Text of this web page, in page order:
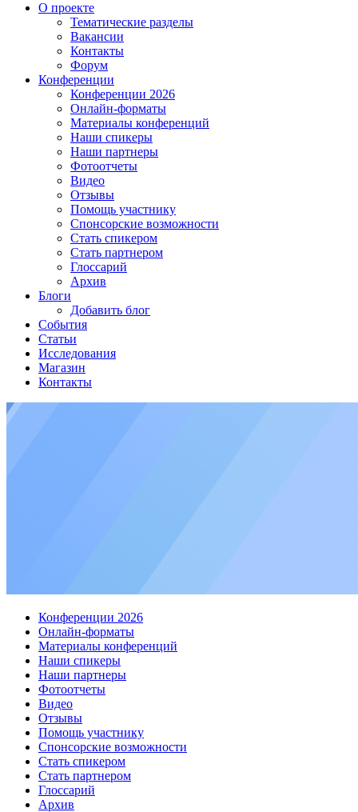
О проекте
Тематические разделы
Вакансии
Контакты
Форум
Конференции
Конференции 2026
Онлайн-форматы
Материалы конференций
Наши спикеры
Наши партнеры
Фотоотчеты
Видео
Отзывы
Помощь участнику
Спонсорские возможности
Стать спикером
Стать партнером
Глоссарий
Архив
Блоги
Добавить блог
События
Статьи
Исследования
Магазин
Контакты
Конференции 2026
Онлайн-форматы
Материалы конференций
Наши спикеры
Наши партнеры
Фотоотчеты
Видео
Отзывы
Помощь участнику
Спонсорские возможности
Стать спикером
Стать партнером
Глоссарий
Архив